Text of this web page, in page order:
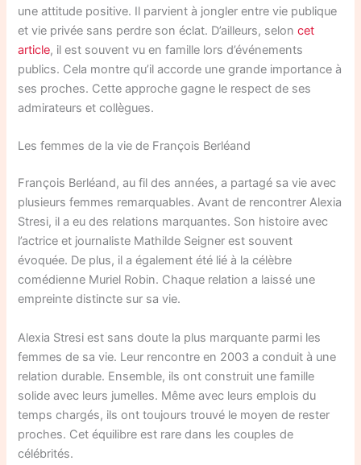
une attitude positive. Il parvient à jongler entre vie publique
et vie privée sans perdre son éclat. D’ailleurs, seloncet
article, il est souvent vu en famille lors d’événements
publics. Cela montre qu’il accorde une grande importance à
ses proches. Cette approche gagne le respect de ses
admirateurs et collègues.
Les femmes de la vie de François Berléand
François Berléand, au fil des années, a partagé sa vie avec
plusieurs femmes remarquables. Avant de rencontrer Alexia
Stresi, il a eu des relations marquantes. Son histoire avec
l’actrice et journaliste Mathilde Seigner est souvent
évoquée. De plus, il a également été lié à la célèbre
comédienne Muriel Robin. Chaque relation a laissé une
empreinte distincte sur sa vie.
Alexia Stresi est sans doute la plus marquante parmi les
femmes de sa vie. Leur rencontre en 2003 a conduit à une
relation durable. Ensemble, ils ont construit une famille
solide avec leurs jumelles. Même avec leurs emplois du
temps chargés, ils ont toujours trouvé le moyen de rester
proches. Cet équilibre est rare dans les couples de
célébrités.